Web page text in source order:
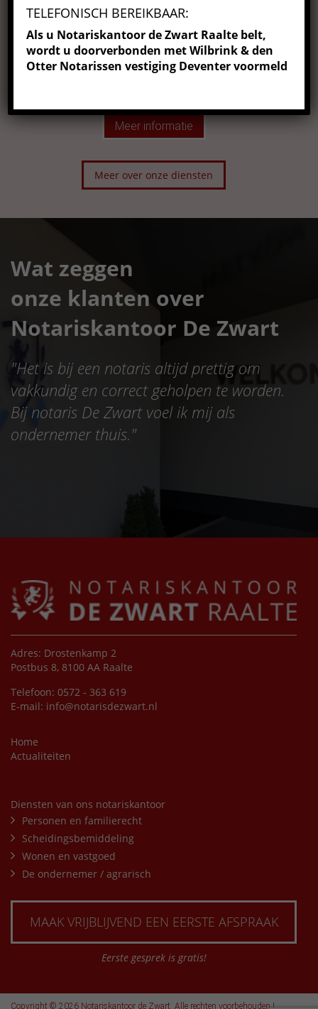
Meer informatie
Meer over onze diensten
Wat zeggen
onze klanten over
Notariskantoor De Zwart
"Het is bij een notaris altijd prettig om
vakkundig en correct geholpen te worden.
Bij notaris De Zwart voel ik mij als
ondernemer thuis."
Adres: Drostenkamp 2
Postbus 8, 8100 AA Raalte
Telefoon: 0572 - 363 619
E-mail: info@notarisdezwart.nl
Home
Actualiteiten
Diensten van ons notariskantoor
Personen en familierecht
Scheidingsbemiddeling
Wonen en vastgoed
De ondernemer / agrarisch
MAAK VRIJBLIJVEND EEN EERSTE AFSPRAAK
Eerste gesprek is gratis!
Copyright © 2026 Notariskantoor de Zwart. Alle rechten voorbehouden |
TELEFONISCH BEREIKBAAR:
Als u Notariskantoor de Zwart Raalte belt,
wordt u doorverbonden met Wilbrink & den
Otter Notarissen vestiging Deventer voormeld